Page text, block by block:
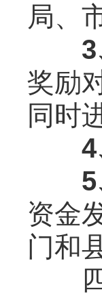
局、
3
奖励
同时
4
5
资金
门和
四